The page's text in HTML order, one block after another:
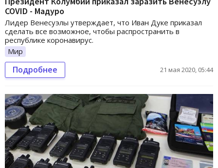
COVID - Мадуро
Лидер Венесуэлы утверждает, что Иван Дуке приказал
сделать все возможное, чтобы распространить в
республике коронавирус.
Мир
Подробнее 21 мая 2020, 05:44